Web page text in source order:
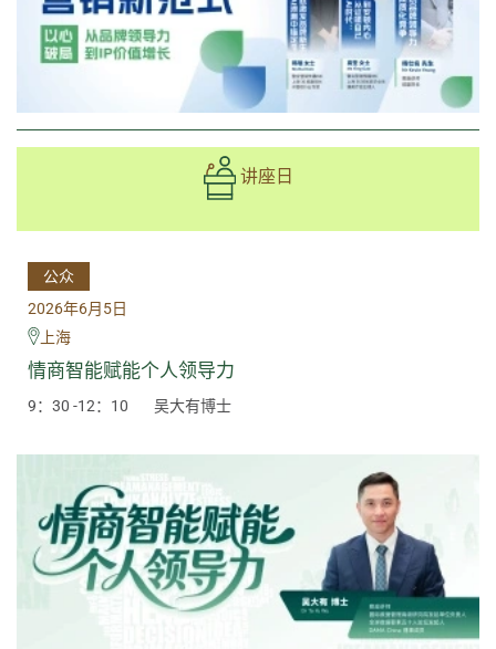
讲座日
公众
2026年6月5日
上海
情商智能赋能个人领导力
9：30 -12：10 吴大有博士